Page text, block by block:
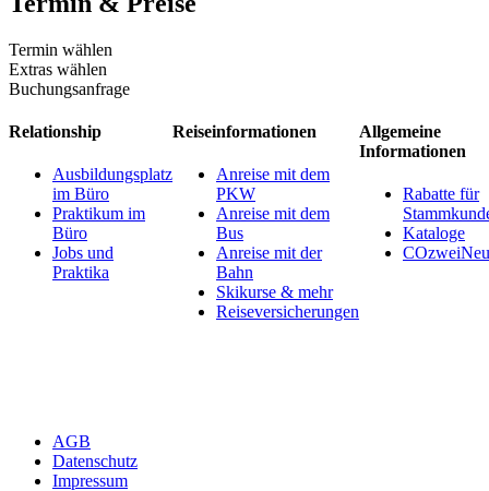
Termin wählen
Extras wählen
Buchungsanfrage
Relationship
Ausbildungsplatz
im Büro
Praktikum im
Büro
Jobs und
Praktika
Reiseinformationen
Anreise mit dem
PKW
Anreise mit dem
Bus
Anreise mit der
Bahn
Skikurse & mehr
Reiseversicherungen
Allgemeine
Informationen
Rabatte für
Kataloge
AGB
Datenschutz
Impressum